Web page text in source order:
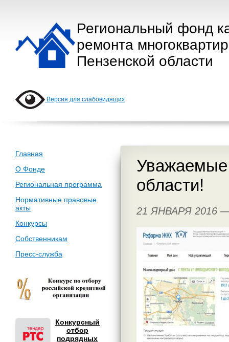
Региональный фонд
ремонта
Пензенской области
Версия для слабовидящих
Главная
О Фонде
Региональная программа
Нормативные правовые
акты
Конкурсы
Собственникам
Пресс-служба
Конкурсный
отбор
подрядных
Уважаемые
области!
21 ЯНВАРЯ 2016